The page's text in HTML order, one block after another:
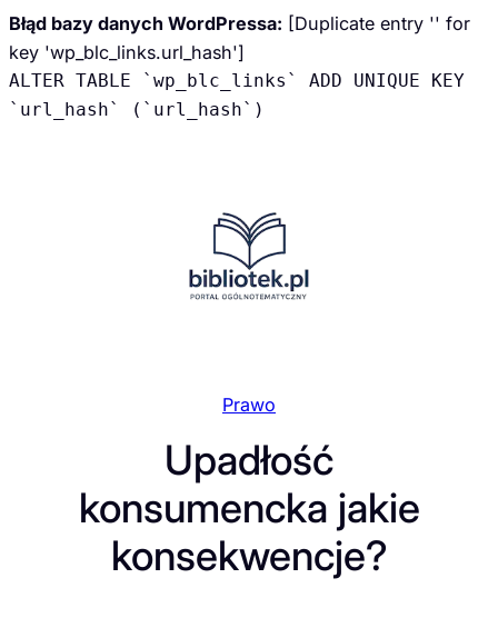
Błąd bazy danych WordPressa: [Duplicate entry '' for
key 'wp_blc_links.url_hash']
ALTER TABLE `wp_blc_links` ADD UNIQUE KEY
`url_hash` (`url_hash`)
Prawo
Upadłość
konsumencka jakie
konsekwencje?